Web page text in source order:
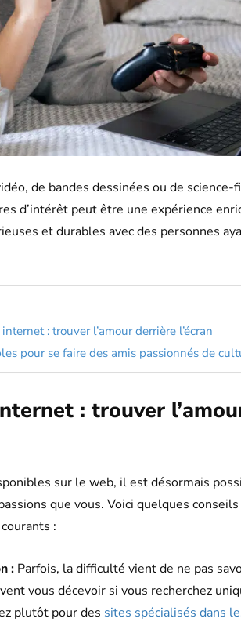
de bandes dessinées ou de
d’intérêt peut être une expérience
et durables avec des personnes
: trouver l’amour derrière l’écran
pour se faire des amis passionnés de
: trouver
sur le web, il est désormais
que vous. Voici quelques
:
: Parfois, la difficulté vient de ne pas
vous décevoir si vous recherchez
plutôt pour des sites spécialisés dans